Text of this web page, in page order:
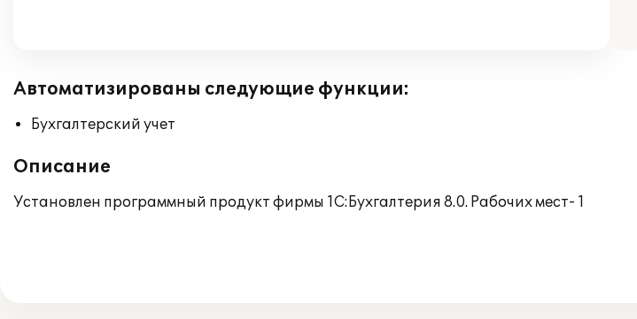
Автоматизированы следующие функции:
Бухгалтерский учет
Описание
Установлен программный продукт фирмы 1С:Бухгалтерия 8.0. Рабочих мест- 1